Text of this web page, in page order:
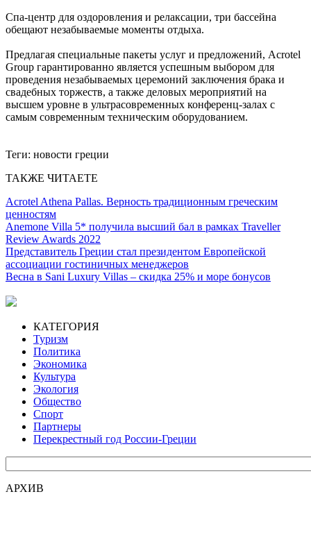
Спа-центр для оздоровления и релаксации, три бассейна
обещают незабываемые моменты отдыха.
Предлагая специальные пакеты услуг и предложений, Acrotel
Group гарантированно является успешным выбором для
проведения незабываемых церемоний заключения брака и
свадебных торжеств, а также деловых мероприятий на
высшем уровне в ультрасовременных конференц-залах с
самым современным техническим оборудованием.
Теги: новости греции
ТАКЖЕ ЧИТАЕТЕ
Acrotel Athena Pallas. Верность традиционным греческим
ценностям
Anemone Villa 5* получила высший бал в рамках Traveller
Review Awards 2022
Представитель Греции стал президентом Европейской
ассоциации гостиничных менеджеров
Весна в Sani Luxury Villas – скидка 25% и море бонусов
КАТЕГОРИЯ
Туризм
Политика
Экономика
Культура
Экология
Общество
Спорт
Партнеры
Перекрестный год России-Греции
АРХИВ